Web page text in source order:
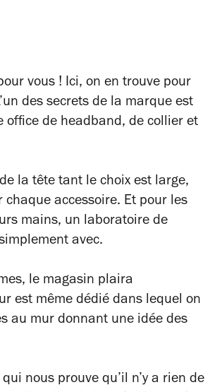
vous ! Ici, on en trouve pour
des secrets de la marque est
office de headband, de collier et
la tête tant le choix est large,
accessoire. Et pour les
mains, un laboratoire de
avec.
le magasin plaira
est même dédié dans lequel on
au mur donnant une idée des
nous prouve qu’il n’y a rien de